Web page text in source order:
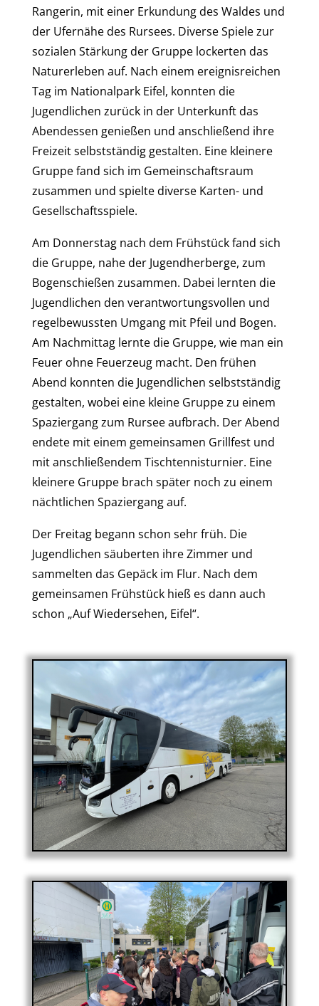
Rangerin, mit einer Erkundung des Waldes und
der Ufernähe des Rursees. Diverse Spiele zur
sozialen Stärkung der Gruppe lockerten das
Naturerleben auf. Nach einem ereignisreichen
Tag im Nationalpark Eifel, konnten die
Jugendlichen zurück in der Unterkunft das
Abendessen genießen und anschließend ihre
Freizeit selbstständig gestalten. Eine kleinere
Gruppe fand sich im Gemeinschaftsraum
zusammen und spielte diverse Karten- und
Gesellschaftsspiele.
Am Donnerstag nach dem Frühstück fand sich
die Gruppe, nahe der Jugendherberge, zum
Bogenschießen zusammen. Dabei lernten die
Jugendlichen den verantwortungsvollen und
regelbewussten Umgang mit Pfeil und Bogen.
Am Nachmittag lernte die Gruppe, wie man ein
Feuer ohne Feuerzeug macht. Den frühen
Abend konnten die Jugendlichen selbstständig
gestalten, wobei eine kleine Gruppe zu einem
Spaziergang zum Rursee aufbrach. Der Abend
endete mit einem gemeinsamen Grillfest und
mit anschließendem Tischtennisturnier. Eine
kleinere Gruppe brach später noch zu einem
nächtlichen Spaziergang auf.
Der Freitag begann schon sehr früh. Die
Jugendlichen säuberten ihre Zimmer und
sammelten das Gepäck im Flur. Nach dem
gemeinsamen Frühstück hieß es dann auch
schon „Auf Wiedersehen, Eifel“.